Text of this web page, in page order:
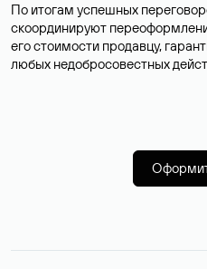
По итогам успешных
скоординируют
его стоимости продавцу,
любых недобросовестных